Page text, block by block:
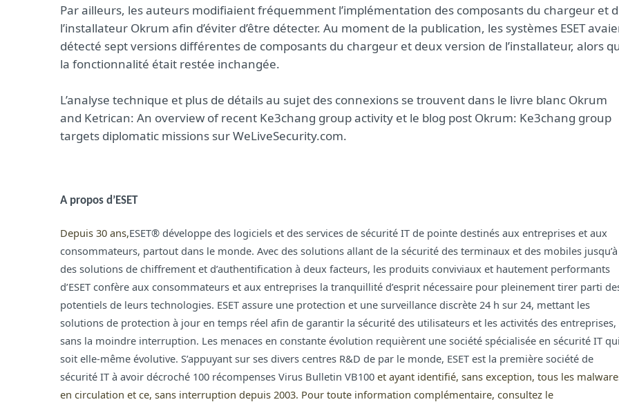
Par ailleurs, les auteurs modifiaient fréquemment l’implémentation des composants du chargeur et
l’installateur Okrum afin d’éviter d’être détecter. Au moment de la publication, les systèmes ESET
détecté sept versions différentes de composants du chargeur et deux version de l’installateur, alors
la fonctionnalité était restée inchangée.
L’analyse technique et plus de détails au sujet des connexions se trouvent dans le livre blanc Okrum
and Ketrican: An overview of recent Ke3chang group activity et le blog post Okrum: Ke3chang group
targets diplomatic missions sur WeLiveSecurity.com.
A propos d’ESET
Depuis 30 ans,ESET® développe des logiciels et des services de sécurité IT de pointe destinés aux entreprises et aux
consommateurs, partout dans le monde. Avec des solutions allant de la sécurité des terminaux et des mobiles jusqu’à
des solutions de chiffrement et d’authentification à deux facteurs, les produits conviviaux et hautement performants
d’ESET confère aux consommateurs et aux entreprises la tranquillité d’esprit nécessaire pour pleinement tirer parti
potentiels de leurs technologies. ESET assure une protection et une surveillance discrète 24 h sur 24, mettant les
solutions de protection à jour en temps réel afin de garantir la sécurité des utilisateurs et les activités des entreprises,
sans la moindre interruption. Les menaces en constante évolution requièrent une société spécialisée en sécurité IT
soit elle-même évolutive. S’appuyant sur ses divers centres R&D de par le monde, ESET est la première société de
sécurité IT à avoir décroché 100 récompenses Virus Bulletin VB100 et ayant identifié, sans exception, tous les mal
en circulation et ce, sans interruption depuis 2003. Pour toute information complémentaire, consultez le